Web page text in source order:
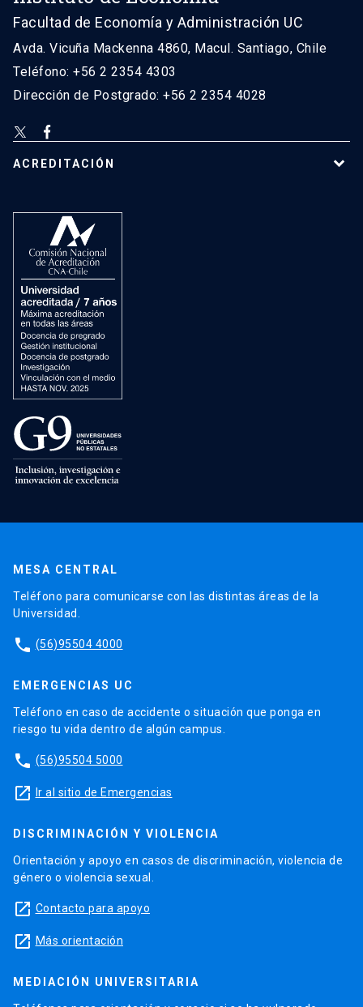
Facultad de Economía y Administración UC
Avda. Vicuña Mackenna 4860, Macul. Santiago, Chile
Teléfono: +56 2 2354 4303
Dirección de Postgrado: +56 2 2354 4028
ACREDITACIÓN
MESA CENTRAL
Teléfono para comunicarse con las distintas áreas de la
Universidad.
phone (56)95504 4000
EMERGENCIAS UC
Teléfono en caso de accidente o situación que ponga en
riesgo tu vida dentro de algún campus.
phone (56)95504 5000
launch Ir al sitio de Emergencias
DISCRIMINACIÓN Y VIOLENCIA
Orientación y apoyo en casos de discriminación, violencia de
género o violencia sexual.
launch Contacto para apoyo
launch Más orientación
MEDIACIÓN UNIVERSITARIA